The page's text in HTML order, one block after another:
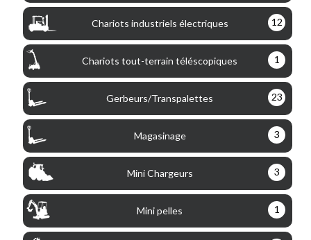
Chariots industriels électriques 12
Chariots tout-terrain téléscopiques 1
Gerbeurs/Transpalettes 23
Magasinage 3
Mini Chargeurs 3
Mini pelles 1